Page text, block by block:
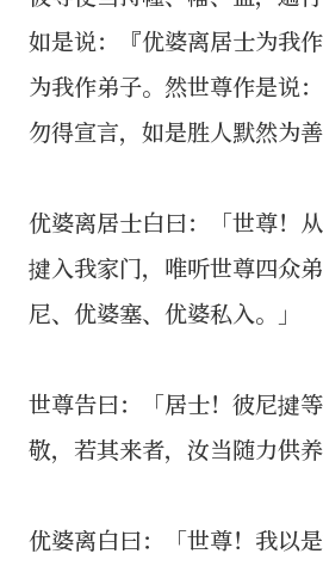
如是说：『优婆离居士为我
为我作弟子。然世尊作是说
勿得宣言，如是胜人默然为善
优婆离居士白曰：「世尊！
揵入我家门，唯听世尊四众
尼、优婆塞、优婆私入。」
世尊告曰：「居士！彼尼揵
敬，若其来者，汝当随力供养
优婆离白曰：「世尊！我以